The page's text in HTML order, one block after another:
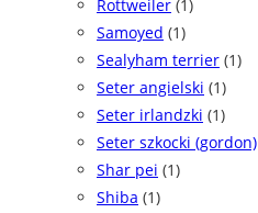
Rottweiler (1)
Samoyed (1)
Sealyham terrier (1)
Seter angielski (1)
Seter irlandzki (1)
Seter szkocki (gordon)
Shar pei (1)
Shiba (1)